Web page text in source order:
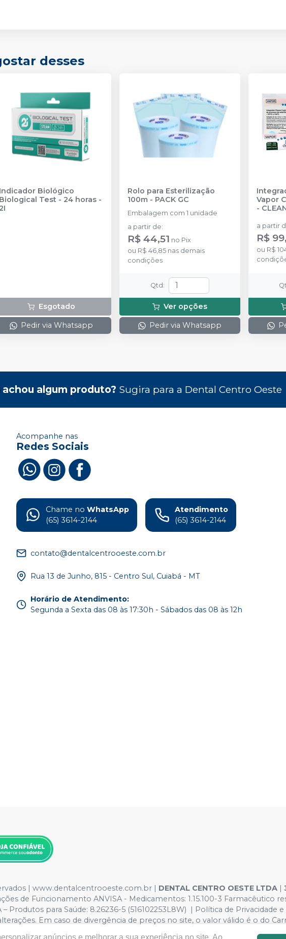
desses
Indicador Biológico
Biological Test - 24 horas -
2I
Esgotado
Pedir via Whatsapp
Rolo para Esterilização
100m - PACK GC
Embalagem com 1 unidade
a partir de:
R$ 44,51 no Pix
ou R$ 46,85 nas demais
condições
Qtd :
Ver opções
Pedir via Whatsapp
Vapor
-
a partir
R$
ou R$
achou algum produto? Sugira para a Dental Centro Oeste
Acompanhe nas
Redes Sociais
Chame no WhatsApp
(65) 3614-2144
Atendimento
(65) 3614-2144
contato@dentalcentrooeste.com.br
Rua 13 de Junho, 815 - Centro Sul, Cuiabá - MT
Horário de Atendimento:
Segunda a Sexta das 08 às 17:30h - Sábados das 08 às 12h
| www.dentalcentrooeste.com.br | DENTAL CENTRO OESTE LTDA |
de Funcionamento ANVISA - Medicamentos: 1.15.100-3 Farmacêutico
Produtos para Saúde: 8.26236-5 (516102253L8W) | Política de
Em caso de divergência de preços no site, o valor válido é o do
anúncios e melhorar a sua experiência no site. Ao